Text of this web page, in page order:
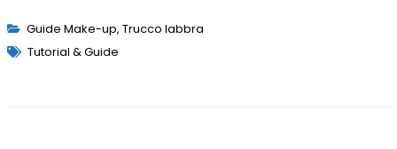
Guide Make-up, Trucco labbra
Tutorial & Guide